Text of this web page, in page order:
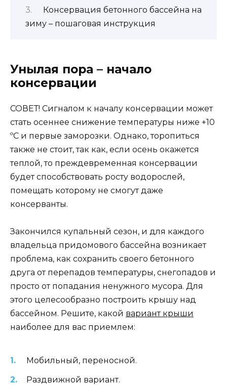
Консервация бетонного бассейна на
зиму – пошаговая инструкция
Унылая пора – начало
консервации
СОВЕТ! Сигналом к началу консервации может
стать осеннее снижение температуры ниже +10
ºС и первые заморозки. Однако, торопиться
также не стоит, так как, если осень окажется
теплой, то преждевременная консервации
будет способствовать росту водорослей,
помещать которому не смогут даже
консерванты.
Закончился купальный сезон, и для каждого
владельца придомового бассейна возникает
проблема, как сохранить своего бетонного
друга от перепадов температуры, снегопадов и
просто от попадания ненужного мусора. Для
этого целесообразно построить крышу над
бассейном. Решите, какой вариант крыши
наиболее для вас приемлем:
Мобильный, переносной.
Раздвижной вариант.